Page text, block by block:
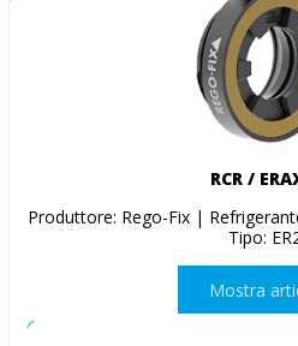
RCR /
Produttore: Rego-Fix |
Tipo:
Mostra